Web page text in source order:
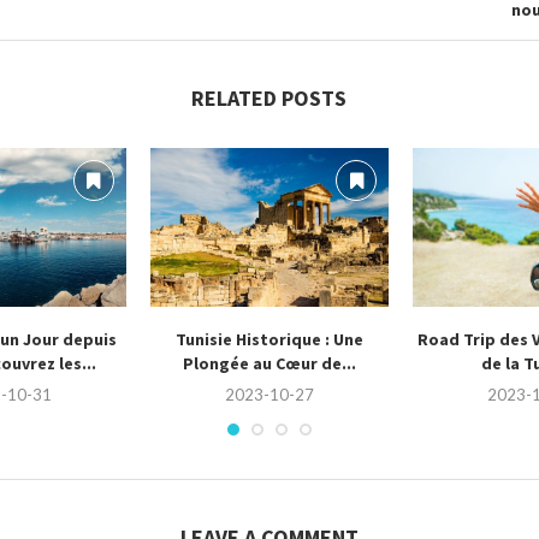
RELATED POSTS
Jour depuis
les...
10-31
Tunisie Historique : Une
Plongée au Cœur de...
2023-10-27
Road Trip des
de la
2023-